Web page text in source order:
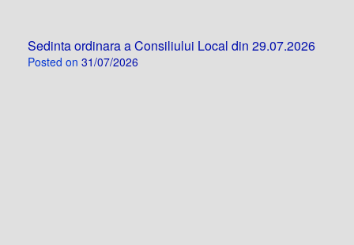
Sedinta ordinara a Consiliului Local din 29.07.2026
Posted on 31/07/2026